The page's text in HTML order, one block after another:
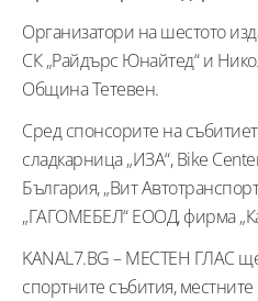
Организатори на шестото
СК „Райдърс Юнайтед“ и
Община Тетевен.
Сред спонсорите на
сладкарница „ИЗА“, Bike
България, „Вит
„ГАГОМЕБЕЛ“ ЕООД, фирма
KANAL7.BG – МЕСТЕН ГЛАС
спортните събития,